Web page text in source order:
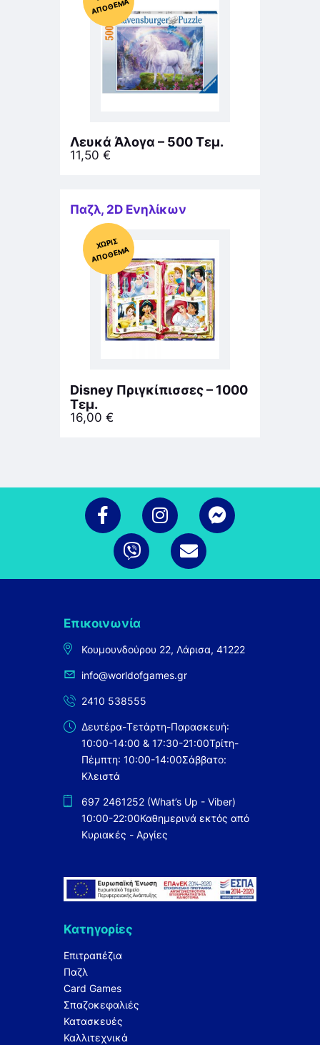
ΜΑ
Λευκά Άλογα – 500 Τεμ.
11,50 €
Παζλ, 2D Ενηλίκων
Χ
ΩΡΊΣ
Α
Π
Ό
ΘΕ
ΜΑ
Disney Πριγκίπισσες – 1000
Τεμ.
16,00 €
Επικοινωνία
Κουμουνδούρου 22, Λάρισα, 41222
info@worldofgames.gr
2410 538555
Δευτέρα-Τετάρτη-Παρασκευή:
10:00-14:00 & 17:30-21:00Τρίτη-
Πέμπτη: 10:00-14:00Σάββατο:
Κλειστά
697 2461252 (What’s Up - Viber)
10:00-22:00Καθημερινά εκτός από
Κυριακές - Αργίες
Κατηγορίες
Επιτραπέζια
Παζλ
Card Games
Σπαζοκεφαλιές
Κατασκευές
Καλλιτεχνικά